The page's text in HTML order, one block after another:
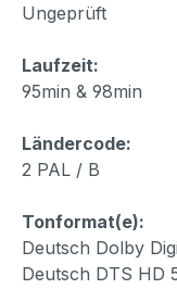
Ungeprüft
Laufzeit:
95min & 98min
Ländercode:
2 PAL / B
Tonformat(e):
Deutsch Dolby
Deutsch DTS HD